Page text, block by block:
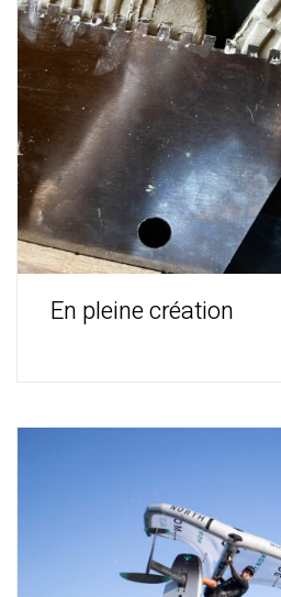
En pleine création